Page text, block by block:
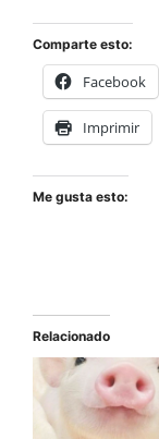
Comparte esto:
Facebook
Imprimir
Me gusta esto:
Relacionado